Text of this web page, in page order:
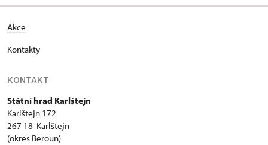
Akce
Kontakty
KONTAKT
Státní hrad Karlštejn
Karlštejn 172
267 18 Karlštejn
(okres Beroun)